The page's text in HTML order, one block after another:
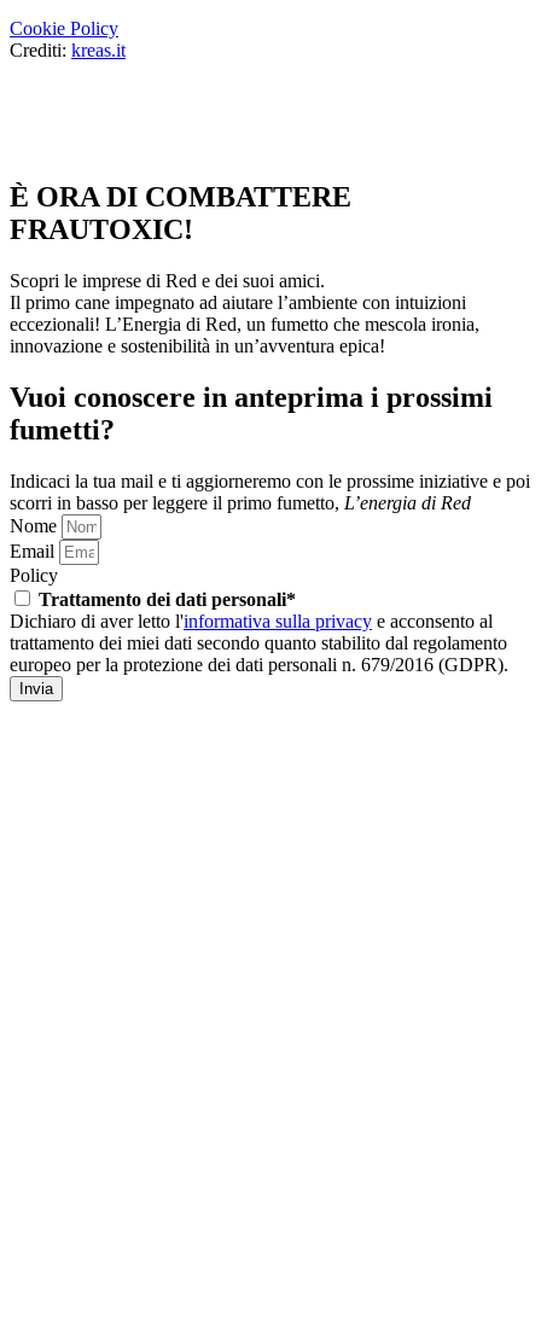
Cookie Policy
Crediti: kreas.it
È ORA DI COMBATTERE
FRAUTOXIC!
Scopri le imprese di Red e dei suoi amici.
Il primo cane impegnato ad aiutare l’ambiente con intuizioni
eccezionali! L’Energia di Red, un fumetto che mescola ironia,
innovazione e sostenibilità in un’avventura epica!
Vuoi conoscere in anteprima i prossimi
fumetti?
Indicaci la tua mail e ti aggiorneremo con le prossime iniziative e poi
scorri in basso per leggere il primo fumetto, L’energia di Red
Nome
Email
Policy
Trattamento dei dati personali*
Dichiaro di aver letto l'informativa sulla privacy e acconsento al
trattamento dei miei dati secondo quanto stabilito dal regolamento
europeo per la protezione dei dati personali n. 679/2016 (GDPR).
Invia